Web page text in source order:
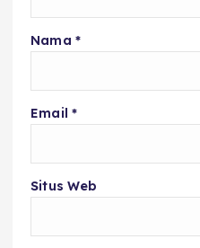
Nama *
Email *
Situs Web